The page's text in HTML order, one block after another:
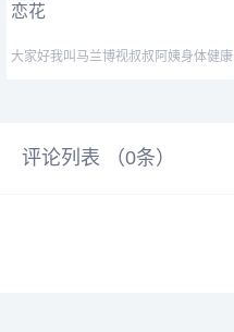
大家好我叫马兰博视叔叔阿姨身体健康
评论列表 （0条）